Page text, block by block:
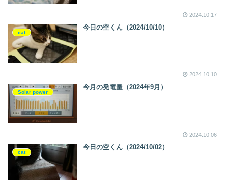
2024.10.17
cat
今日の空くん（2024/10/10）
2024.10.10
Solar power
今月の発電量（2024年9月）
2024.10.06
cat
今日の空くん（2024/10/02）